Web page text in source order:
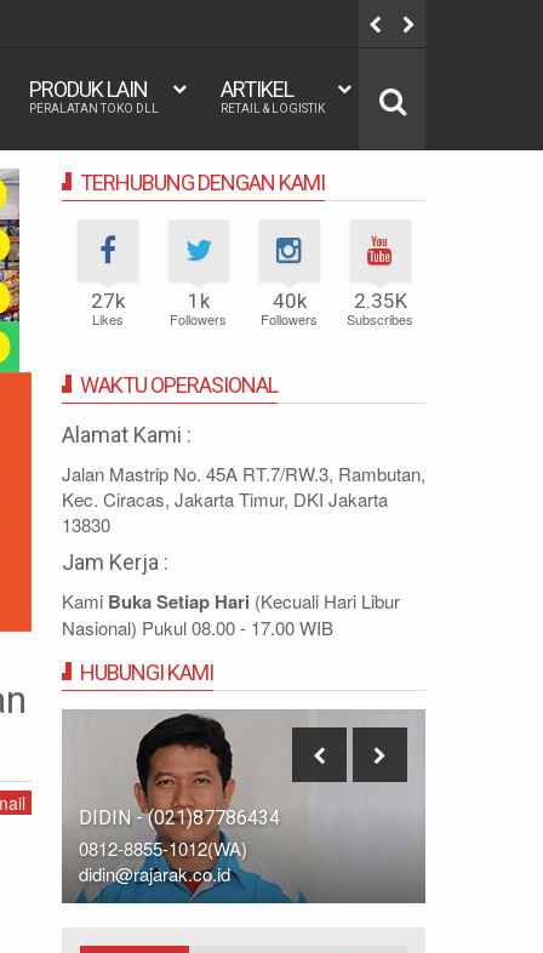
180x200 | FUNGSI, MANFAAT DAN KEGUNAAN
PRODUK LAIN
PERALATAN TOKO DLL
ARTIKEL
RETAIL & LOGISTIK
TERHUBUNG DENGAN KAMI
27k
Likes
1k
Followers
40k
Followers
2.35K
Subscribes
WAKTU OPERASIONAL
Alamat Kami :
Jalan Mastrip No. 45A RT.7/RW.3, Rambutan,
Kec. Ciracas, Jakarta Timur, DKI Jakarta
13830
Jam Kerja :
Kami Buka Setiap Hari (Kecuali Hari Libur
Nasional) Pukul 08.00 - 17.00 WIB
HUBUNGI KAMI
IDRIS - (021)87786435
0812-9678-6785 (WA)
idris@rajarak.co.id